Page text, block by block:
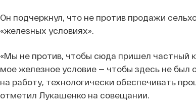
Он подчеркнул, что не против продажи
«железных условиях».
«Мы не против, чтобы сюда пришел частный
мое железное условие — чтобы здесь не был
на работу, технологически обеспечивать
отметил Лукашенко на совещании.